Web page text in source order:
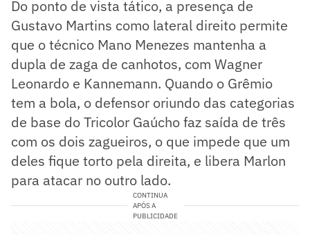
Do ponto de vista tático, a presença de
Gustavo Martins como lateral direito permite
que o técnico Mano Menezes mantenha a
dupla de zaga de canhotos, com Wagner
Leonardo e Kannemann. Quando o Grêmio
tem a bola, o defensor oriundo das categorias
de base do Tricolor Gaúcho faz saída de três
com os dois zagueiros, o que impede que um
deles fique torto pela direita, e libera Marlon
para atacar no outro lado.
CONTINUA
APÓS A
PUBLICIDADE